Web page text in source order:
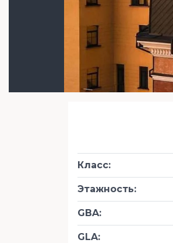
Класс:
Этажность:
GBA:
GLA: